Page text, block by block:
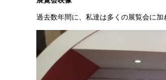
過去数年間に、私達は多くの展覧会に